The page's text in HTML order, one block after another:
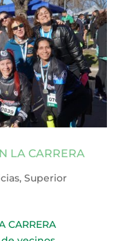
LA CARRERA
, Superior
CARRERA